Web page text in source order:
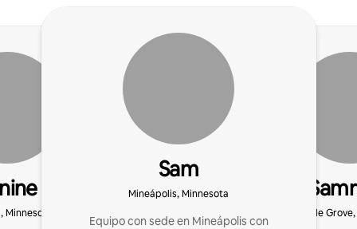
Minnesota
Sam
Mineápolis, Minnesota
Equipo con sede en Mineápolis con
Maple